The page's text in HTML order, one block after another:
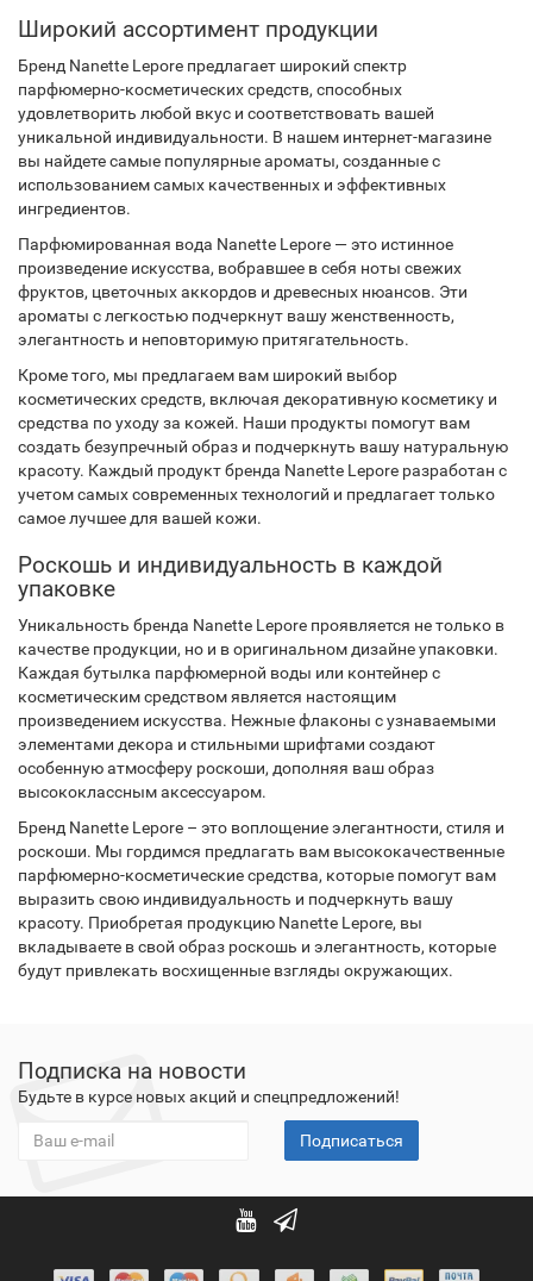
Широкий ассортимент продукции
Бренд Nanette Lepore предлагает широкий спектр
парфюмерно-косметических средств, способных
удовлетворить любой вкус и соответствовать вашей
уникальной индивидуальности. В нашем интернет-магазине
вы найдете самые популярные ароматы, созданные с
использованием самых качественных и эффективных
ингредиентов.
Парфюмированная вода Nanette Lepore — это истинное
произведение искусства, вобравшее в себя ноты свежих
фруктов, цветочных аккордов и древесных нюансов. Эти
ароматы с легкостью подчеркнут вашу женственность,
элегантность и неповторимую притягательность.
Кроме того, мы предлагаем вам широкий выбор
косметических средств, включая декоративную косметику и
средства по уходу за кожей. Наши продукты помогут вам
создать безупречный образ и подчеркнуть вашу натуральную
красоту. Каждый продукт бренда Nanette Lepore разработан с
учетом самых современных технологий и предлагает только
самое лучшее для вашей кожи.
Роскошь и индивидуальность в каждой
упаковке
Уникальность бренда Nanette Lepore проявляется не только в
качестве продукции, но и в оригинальном дизайне упаковки.
Каждая бутылка парфюмерной воды или контейнер с
косметическим средством является настоящим
произведением искусства. Нежные флаконы с узнаваемыми
элементами декора и стильными шрифтами создают
особенную атмосферу роскоши, дополняя ваш образ
высококлассным аксессуаром.
Бренд Nanette Lepore – это воплощение элегантности, стиля и
роскоши. Мы гордимся предлагать вам высококачественные
парфюмерно-косметические средства, которые помогут вам
выразить свою индивидуальность и подчеркнуть вашу
красоту. Приобретая продукцию Nanette Lepore, вы
вкладываете в свой образ роскошь и элегантность, которые
будут привлекать восхищенные взгляды окружающих.
Подписка на новости
Будьте в курсе новых акций и спецпредложений!
Подписаться